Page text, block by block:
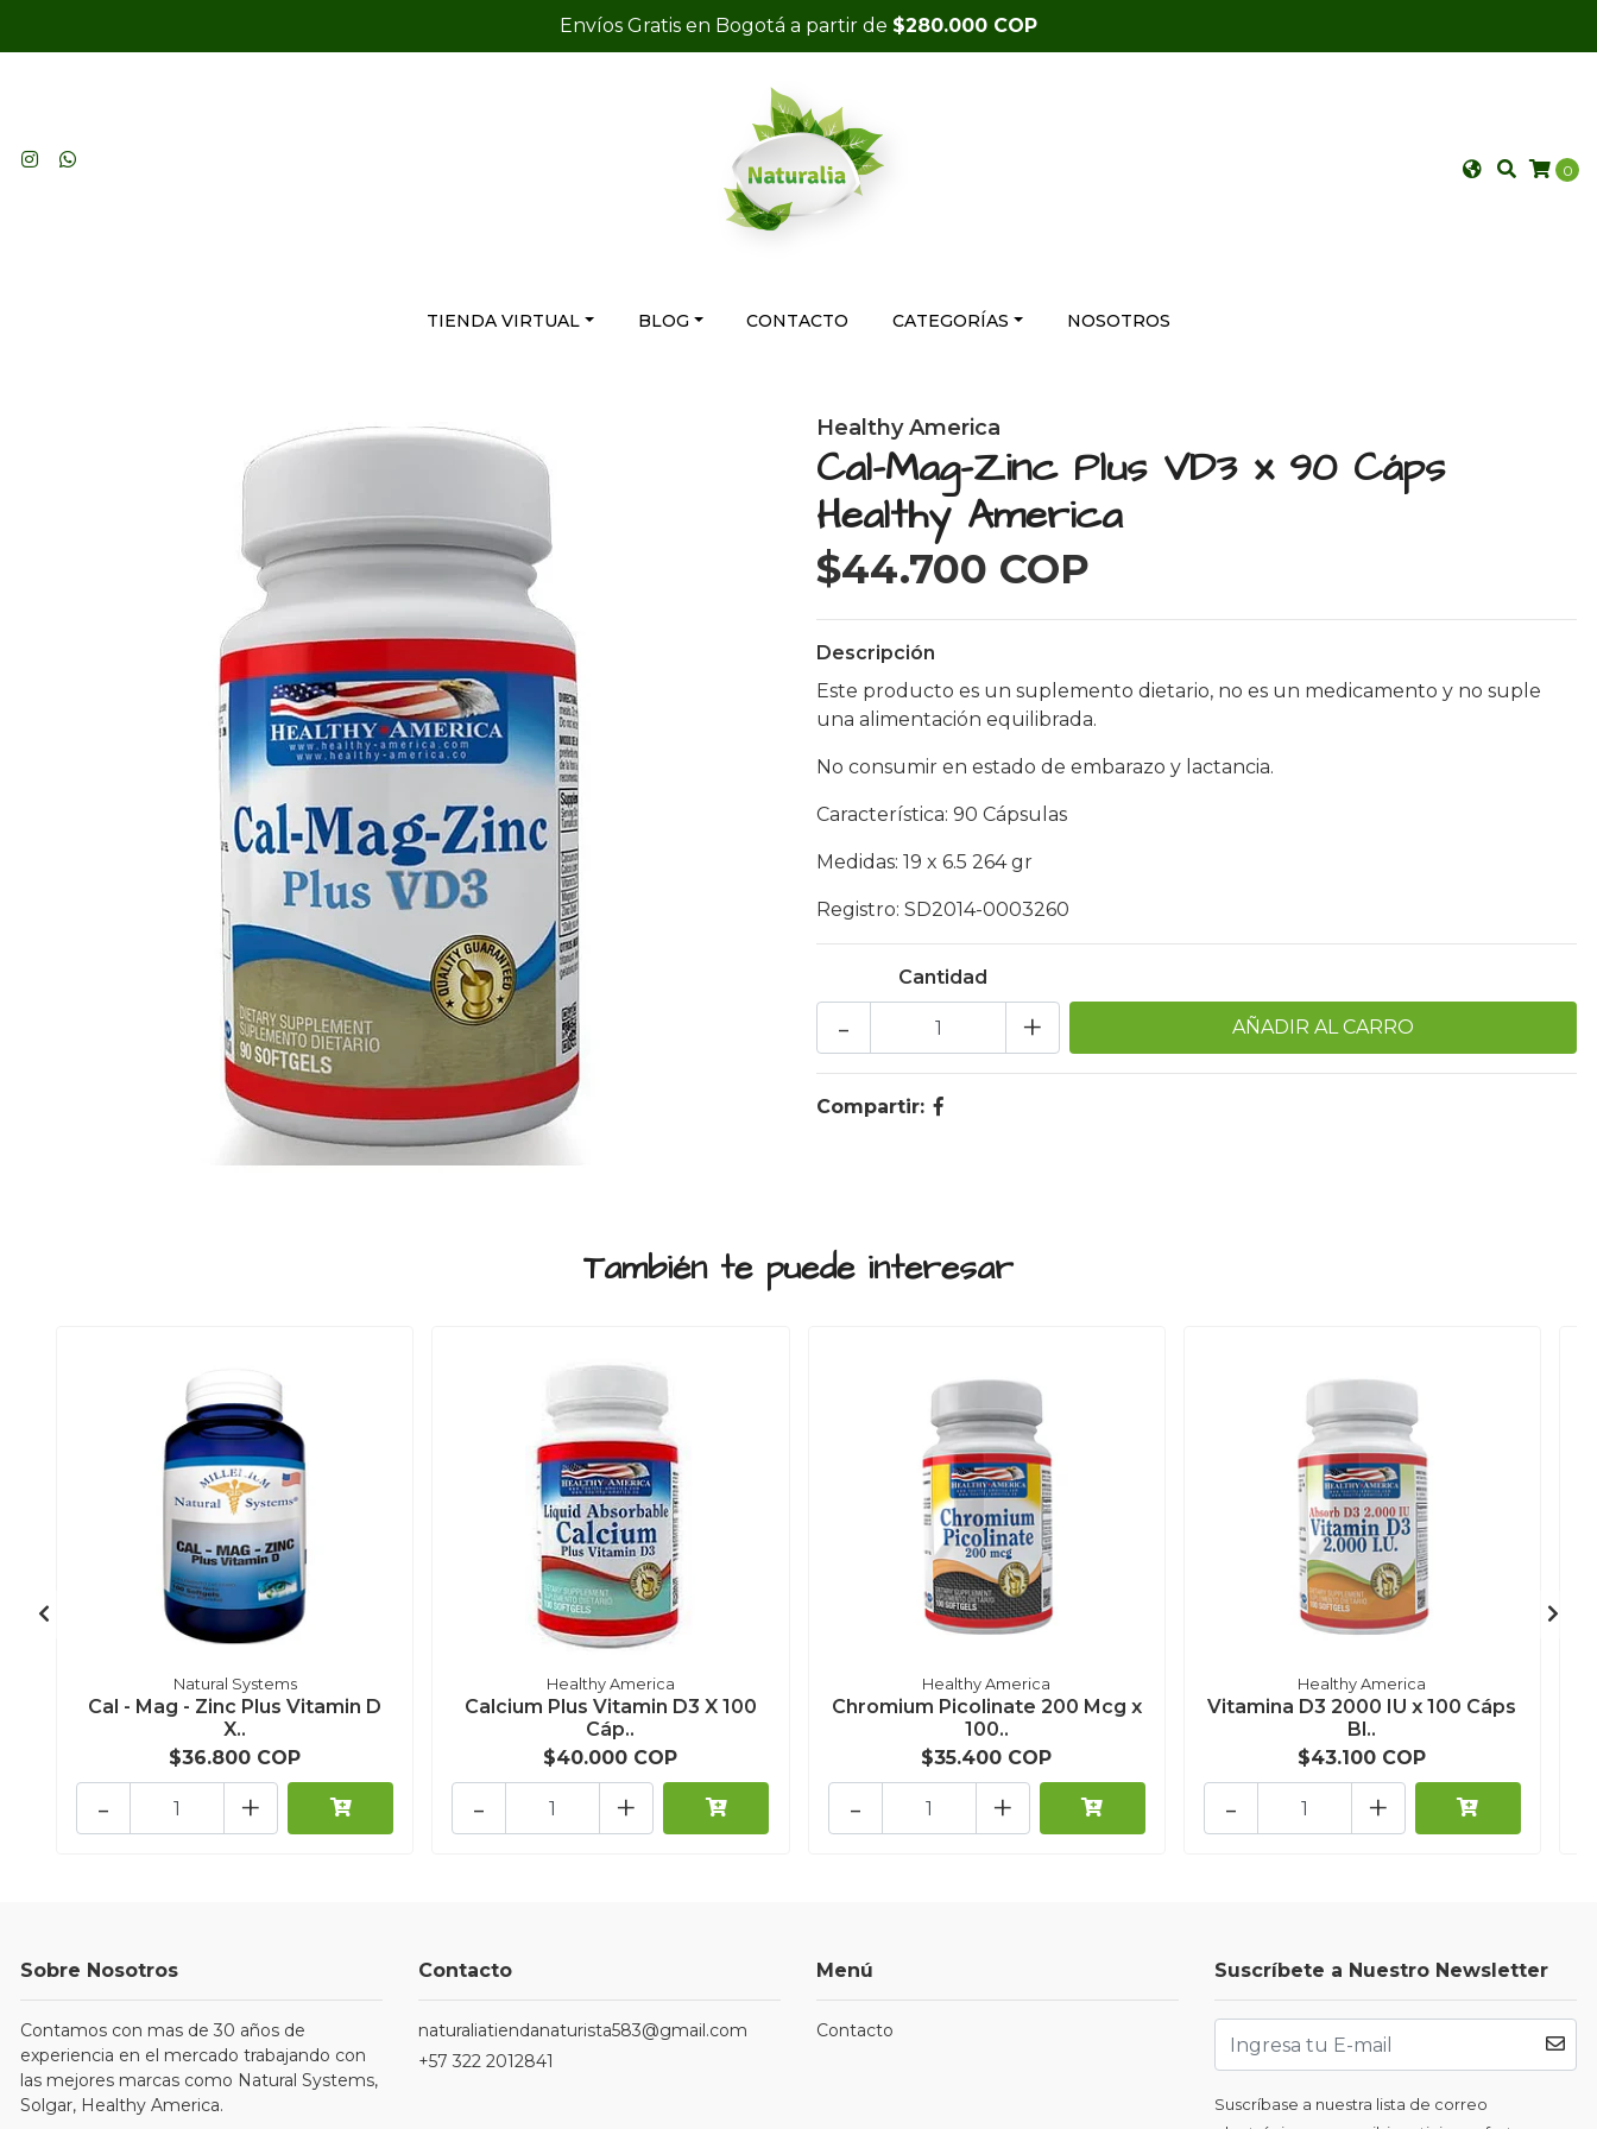
Envíos Gratis en Bogotá a partir de $280.000 COP
0
TIENDA VIRTUAL BLOG CONTACTO CATEGORÍAS NOSOTROS
Healthy America
Cal-Mag-Zinc Plus VD3 x 90 Cáps
Healthy America
$44.700 COP
Descripción
Este producto es un suplemento dietario, no es un medicamento y no suple
una alimentación equilibrada.
No consumir en estado de embarazo y lactancia.
Característica: 90 Cápsulas
Medidas: 19 x 6.5 264 gr
Registro: SD2014-0003260
Cantidad
+
-
Compartir:
También te puede interesar
Natural Systems
Cal - Mag - Zinc Plus Vitamin D
X..
$36.800 COP
+
-
Healthy America
Calcium Plus Vitamin D3 X 100
Cáp..
$40.000 COP
+
-
Healthy America
Chromium Picolinate 200 Mcg x
100..
$35.400 COP
+
-
Healthy America
Vitamina D3 2000 IU x 100 Cáps
Bl..
$43.100 COP
+
-
Sobre Nosotros
Contamos con mas de 30 años de
experiencia en el mercado trabajando con
las mejores marcas como Natural Systems,
Solgar, Healthy America.
Contacto
naturaliatiendanaturista583@gmail.com
+57 322 2012841
Menú
Contacto
Suscríbete a Nuestro Newsletter
Suscríbase a nuestra lista de correo